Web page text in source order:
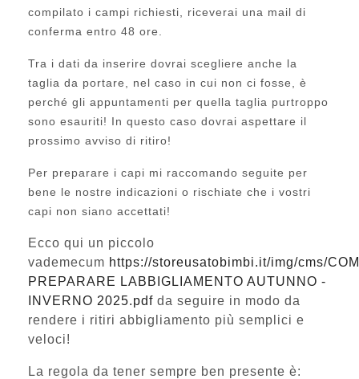
compilato i campi richiesti, riceverai una mail di
conferma entro 48 ore.
Tra i dati da inserire dovrai scegliere anche la
taglia da portare, nel caso in cui non ci fosse, è
perché gli appuntamenti per quella taglia purtroppo
sono esauriti! In questo caso dovrai aspettare il
prossimo avviso di ritiro!
Per preparare i capi mi raccomando seguite per
bene le nostre indicazioni o rischiate che i vostri
capi non siano accettati!
Ecco qui un piccolo
vademecum https://storeusatobimbi.it/img/cms/
PREPARARE LABBIGLIAMENTO AUTUNNO -
INVERNO 2025.pdf da seguire in modo da
rendere i ritiri abbigliamento più semplici e
veloci!
La regola da tener sempre ben presente è: